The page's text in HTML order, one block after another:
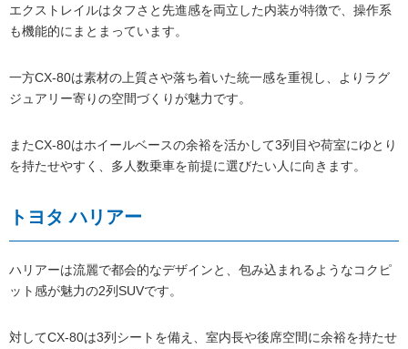
エクストレイルはタフさと先進感を両立した内装が特徴で、操作系
も機能的にまとまっています。
一方CX-80は素材の上質さや落ち着いた統一感を重視し、よりラグ
ジュアリー寄りの空間づくりが魅力です。
またCX-80はホイールベースの余裕を活かして3列目や荷室にゆとり
を持たせやすく、多人数乗車を前提に選びたい人に向きます。
トヨタ ハリアー
ハリアーは流麗で都会的なデザインと、包み込まれるようなコクピ
ット感が魅力の2列SUVです。
対してCX-80は3列シートを備え、室内長や後席空間に余裕を持たせ